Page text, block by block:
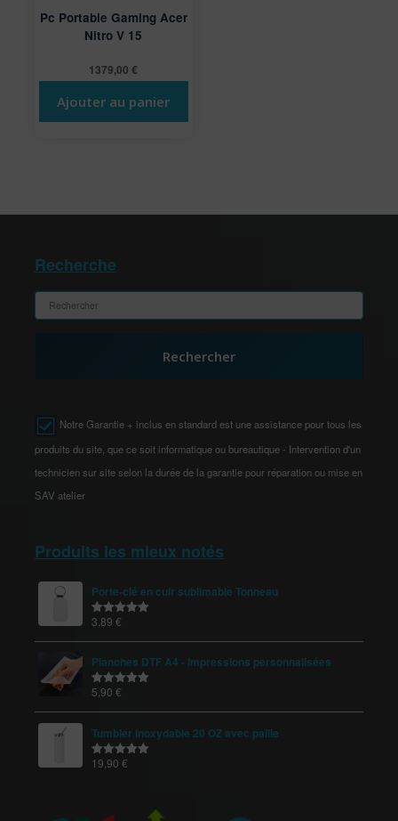
Pc Portable Gaming Acer
Nitro V 15
1379,00€
Ajouter au panier
Recherche
Rechercher
Notre Garantie + inclus en standard est une assistance pour tous les
produits du site, que ce soit informatique ou bureautique - Intervention d'un
technicien sur site selon la durée de la garantie pour réparation ou mise en
SAV atelier
Produits les mieux notés
Porte-clé en cuir sublimable Tonneau
Note5.00
3,89 €
Planches DTF A4 - Impressions personnalisées
Note5.00
5,90 €
Tumbler inoxydable 20 OZ avec paille
Note5.00
19,90 €